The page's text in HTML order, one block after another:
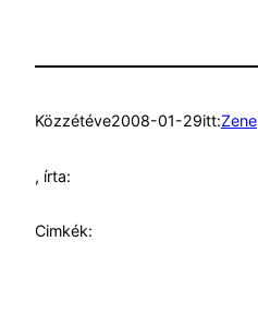
Közzétéve2008-01-29itt:Zene
, írta:
Cimkék: